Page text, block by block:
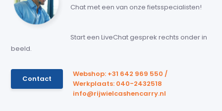
Chat met een van onze fietsspecialisten!
Start een LiveChat gesprek rechts onder in
beeld.
Contact
Webshop: +31 642 969 550 /
Werkplaats: 040-2432518
info@rijwielcashencarry.nl